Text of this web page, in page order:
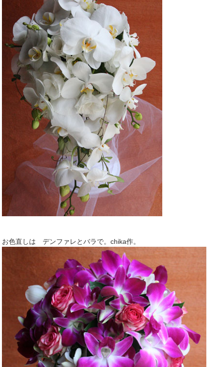
お色直しは デンファレとバラで。chika作。